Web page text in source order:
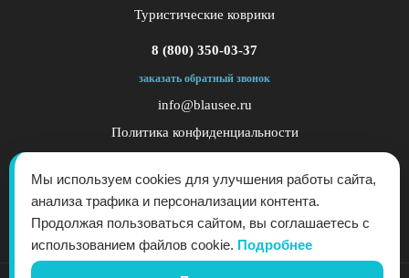
Туристические коврики
8 (800) 350-03-37
заказать обратный звонок
info@blausee.ru
Политика конфиденциальности
Мы используем cookies для улучшения работы сайта,
анализа трафика и персонализации контента.
Продолжая пользоваться сайтом, вы соглашаетесь с
использованием файлов cookie. Подробнее